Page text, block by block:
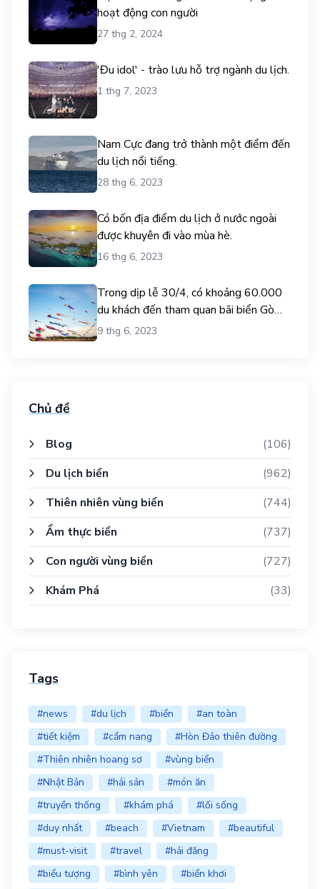
hoạt động con người
27 thg 2, 2024
'Đu idol' - trào lưu hỗ trợ ngành du lịch.
1 thg 7, 2023
Nam Cực đang trở thành một điểm đến
du lịch nổi tiếng.
28 thg 6, 2023
Có bốn địa điểm du lịch ở nước ngoài
được khuyên đi vào mùa hè.
16 thg 6, 2023
Trong dịp lễ 30/4, có khoảng 60.000
du khách đến tham quan bãi biển Gò
Công.
9 thg 6, 2023
Chủ đề
Blog
(106)
Du lịch biển
(962)
Thiên nhiên vùng biển
(744)
Ẩm thực biển
(737)
Con người vùng biển
(727)
Khám Phá
(33)
Tags
#news #du lịch #biển
#an toàn
#tiết kiệm
#cẩm nang
#Hòn Đảo thiên đường
#Thiên nhiên hoang sơ
#vùng biển
#Nhật Bản
#hải sản
#món ăn
#truyền thống
#khám phá
#lối sống
#duy nhất
#beach #Vietnam
#beautiful
#must-visit
#travel
#hải đăng
#biểu tượng
#bình yên
#biển khơi